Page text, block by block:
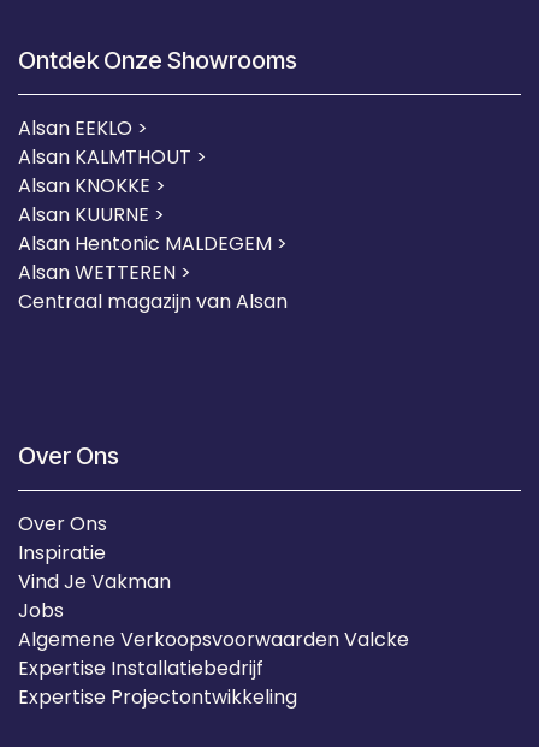
Ontdek Onze Showrooms
Alsan EEKLO >
Alsan KALMTHOUT >
Alsan KNOKKE >
Alsan KUURNE >
Alsan Hentonic MALDEGEM >
Alsan WETTEREN >
Centraal magazijn van Alsan
Over Ons
Over Ons
Inspiratie
Vind Je Vakman
Jobs
Algemene Verkoopsvoorwaarden Valcke
Expertise Installatiebedrijf
Expertise Projectontwikkeling